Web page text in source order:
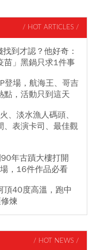
/ HOT ARTICLES /
到才認？他好奇：
」黑鍋只求1件事
登場，航海王、哥吉
，活動只到這天
、淡水漁人碼頭、
表演卡司、最佳觀
年古蹟大樓打開
，16件作品必看
頂40度高溫，跑中
煉
/ HOT NEWS /